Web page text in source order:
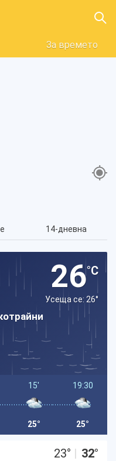
За времето
14-дневна
26°C
Усеща се: 26°
15'
25°
19:30
25°
23° | 32°